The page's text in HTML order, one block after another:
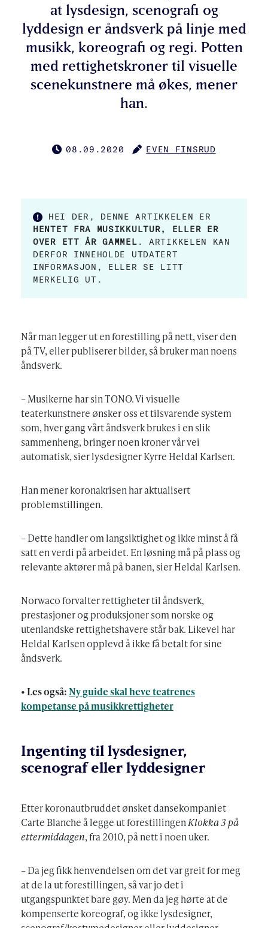
at lysdesign, scenografi og
lyddesign er åndsverk på linje med
musikk, koreografi og regi. Potten
med rettighetskroner til visuelle
scenekunstnere må økes, mener
han.
PUBLISERT
08.09.2020
FORFATTER
EVEN FINSRUD
HEI DER, DENNE ARTIKKELEN ER
HENTET FRA MUSIKKULTUR, ELLER ER
OVER ETT ÅR GAMMEL . ARTIKKELEN KAN
DERFOR INNEHOLDE UTDATERT
INFORMASJON, ELLER SE LITT
MERKELIG UT.
Når man legger ut en forestilling på nett, viser den
på TV, eller publiserer bilder, så bruker man noens
åndsverk.
– Musikerne har sin TONO. Vi visuelle
teaterkunstnere ønsker oss et tilsvarende system
som, hver gang vårt åndsverk brukes i en slik
sammenheng, bringer noen kroner vår vei
automatisk, sier lysdesigner Kyrre Heldal Karlsen.
Han mener koronakrisen har aktualisert
problemstillingen.
– Dette handler om langsiktighet og ikke minst å få
satt en verdi på arbeidet. En løsning må på plass og
relevante aktører må på banen, sier Heldal Karlsen.
Norwaco forvalter rettigheter til åndsverk,
prestasjoner og produksjoner som norske og
utenlandske rettighetshavere står bak. Likevel har
Heldal Karlsen opplevd å ikke få betalt for sine
åndsverk.
• Les også:Ny guide skal heve teatrenes
kompetanse på musikkrettigheter
Ingenting til lysdesigner,
scenograf eller lyddesigner
Etter koronautbruddet ønsket dansekompaniet
Carte Blanche å legge ut forestillingenKlokka 3 på
ettermiddagen, fra 2010, på nett i noen uker.
– Da jeg fikk henvendelsen om det var greit for meg
at de la ut forestillingen, så var jo det i
utgangspunktet bare gøy. Men da jeg hørte at de
kompenserte koreograf, og ikke lysdesigner,